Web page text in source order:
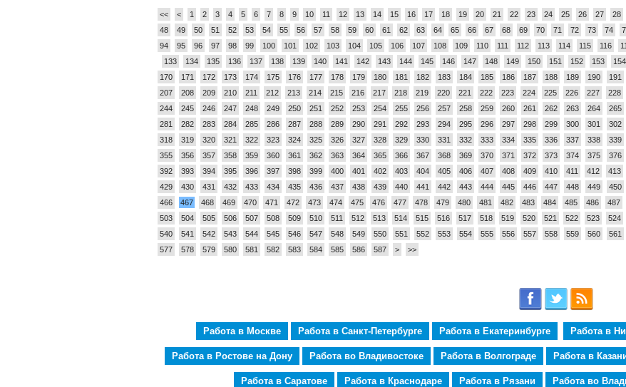
<< < 1 2 3 4 5 6 7 8 9 10 11 12 13 14 15 16 17 18 19 20 21 22 23 24 25 26 27 28
48
49 50 51 52 53 54 55 56 57 58 59 60 61 62 63 64 65 66 67 68 69 70 71 72 73 74
94
95 96 97 98 99 100 101 102 103 104 105 106 107 108 109 110 111 112 113 114 115 116
133
134 135 136 137 138 139 140 141 142 143 144 145 146 147 148 149 150 151 152 153 154
170
171 172 173 174 175 176 177 178 179 180 181 182 183 184 185 186 187 188 189 190 191
207
208 209 210 211 212 213 214 215 216 217 218 219 220 221 222 223 224 225 226 227 228
244
245 246 247 248 249 250 251 252 253 254 255 256 257 258 259 260 261 262 263 264 265
281
282 283 284 285 286 287 288 289 290 291 292 293 294 295 296 297 298 299 300 301 302
318
319 320 321 322 323 324 325 326 327 328 329 330 331 332 333 334 335 336 337 338 339
355
356 357 358 359 360 361 362 363 364 365 366 367 368 369 370 371 372 373 374 375 376
392
393 394 395 396 397 398 399 400 401 402 403 404 405 406 407 408 409 410 411 412 413
429
430 431 432 433 434 435 436 437 438 439 440 441 442 443 444 445 446 447 448 449 450
466
467 468 469 470 471 472 473 474 475 476 477 478 479 480 481 482 483 484 485 486 487
503
504 505 506 507 508 509 510 511 512 513 514 515 516 517 518 519 520 521 522 523 524
540
541 542 543 544 545 546 547 548 549 550 551 552 553 554 555 556 557 558 559 560 561
577
578 579 580 581 582 583 584 585 586 587 > >>
Работа в Москве Работа в Санкт-Петербурге Работа в Екатеринбурге Работа в
Работа в Ростове на Дону Работа во Владивостоке Работа в Волгограде Работа в
Работа в Саратове Работа в Краснодаре Работа в Рязани Работа во